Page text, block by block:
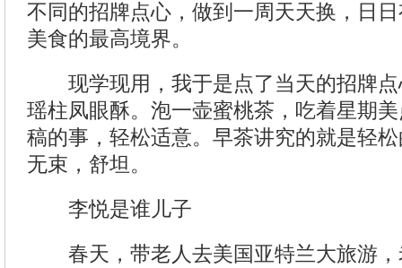
不同的招牌点心，做到一周天天换，日
美食的最高境界。
现学现用，我于是点了当天的招牌点
瑶柱凤眼酥。泡一壶蜜桃茶，吃着星期
稿的事，轻松适意。早茶讲究的就是轻
无束，舒坦。
李悦是谁儿子
春天，带老人去美国亚特兰大旅游，